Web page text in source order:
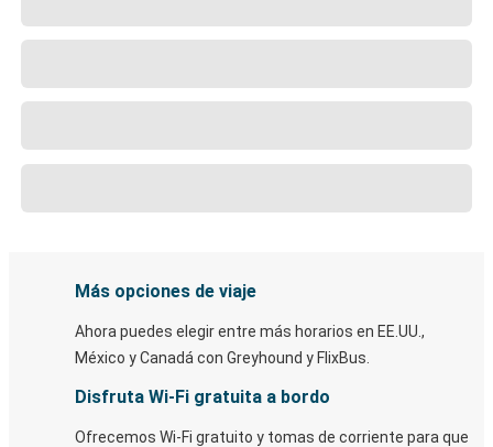
Más opciones de viaje
Ahora puedes elegir entre más horarios en EE.UU.,
México y Canadá con Greyhound y FlixBus.
Disfruta Wi-Fi gratuita a bordo
Ofrecemos Wi-Fi gratuito y tomas de corriente para que